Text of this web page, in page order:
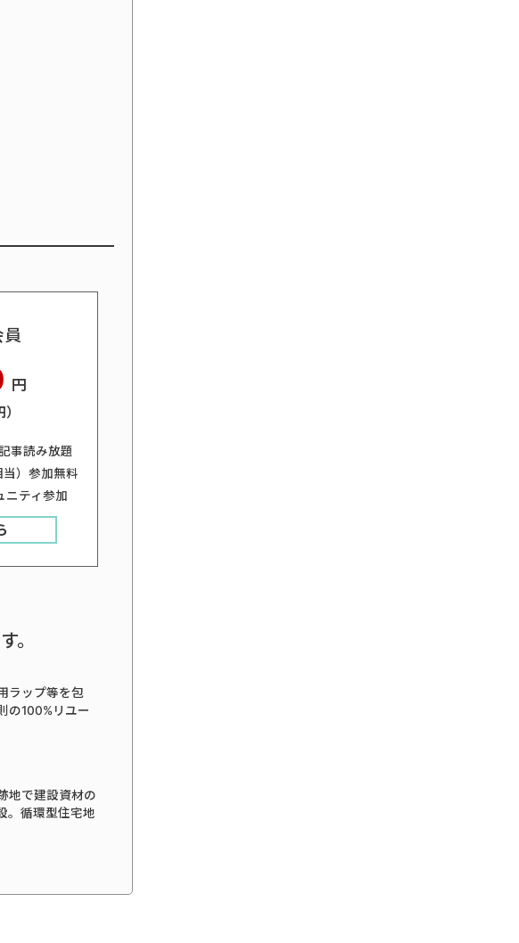
員
円
事読み放題
）参加無料
ニティ参加
。
ラップ等を包
の100%リユー
地で建設資材の
。循環型住宅地